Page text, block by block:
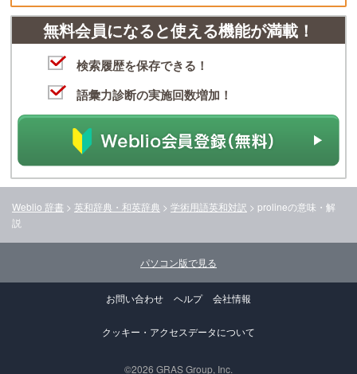
無料会員になると使える機能が満載！
検索履歴を保存できる！
語彙力診断の実施回数増加！
Weblio 辞書 > 英和辞典・和英辞典 > 学術用語英和対訳 > prolineの意味・解
説
パソコン版で見る
お問い合わせ ヘルプ 会社情報
クッキー・アクセスデータについて
©2026 GRAS Group, Inc.